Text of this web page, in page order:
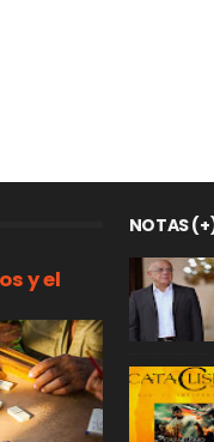
y el
NOTAS